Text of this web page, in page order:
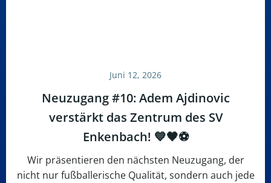
Juni 12, 2026
Neuzugang #10: Adem Ajdinovic
verstärkt das Zentrum des SV
Enkenbach! 💙🖤⚽
Wir präsentieren den nächsten Neuzugang, der
nicht nur fußballerische Qualität, sondern auch jede